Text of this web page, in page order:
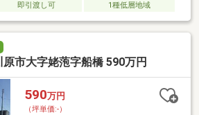
即引渡し可 1種低層地域
市大字姥萢字船橋 590万円
590万円
（坪単価:-）